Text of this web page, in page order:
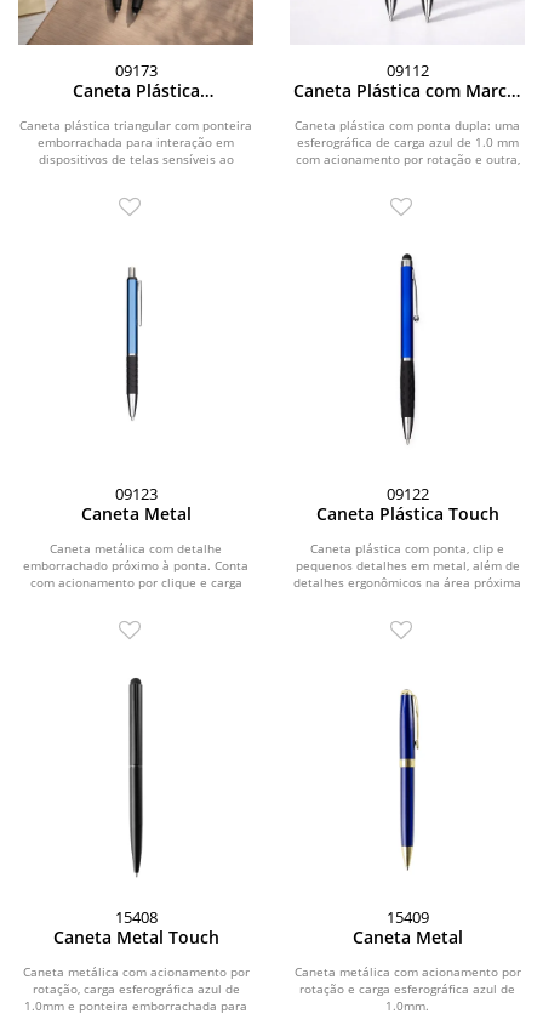
09173
Caneta Plástica
Caneta plástica triangular com ponteira
emborrachada para interação em
dispositivos de telas sensíveis ao
09112
Caneta Plástica com Marca-
Caneta plástica com ponta dupla: uma
esferográfica de carga azul de 1.0 mm
com acionamento por rotação e outra,
09123
Caneta Metal
Caneta metálica com detalhe
emborrachado próximo à ponta. Conta
com acionamento por clique e carga
09122
Caneta Plástica Touch
Caneta plástica com ponta, clip e
pequenos detalhes em metal, além de
detalhes ergonômicos na área próxima
15408
Caneta Metal Touch
Caneta metálica com acionamento por
rotação, carga esferográfica azul de
1.0mm e ponteira emborrachada para
15409
Caneta Metal
Caneta metálica com acionamento por
rotação e carga esferográfica azul de
1.0mm.